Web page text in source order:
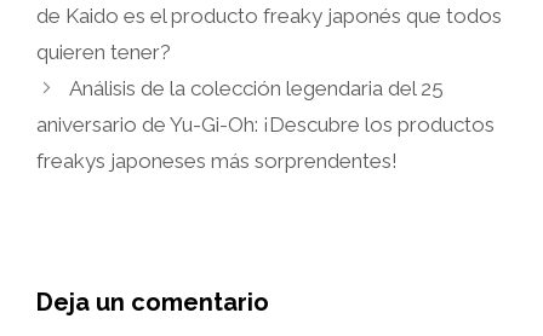
de Kaido es el producto freaky japonés que todos
quieren tener?
Análisis de la colección legendaria del 25
aniversario de Yu-Gi-Oh: ¡Descubre los productos
freakys japoneses más sorprendentes!
Deja un comentario